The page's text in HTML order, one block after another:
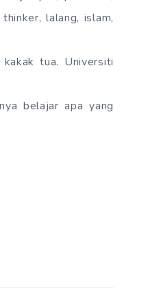
lalang, islam,
tua. Universiti
belajar apa yang